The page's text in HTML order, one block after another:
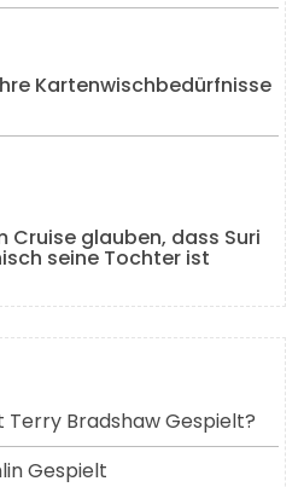
Kartenwischbedürfnisse
glauben, dass Suri
seine Tochter ist
Terry Bradshaw Gespielt?
Gespielt